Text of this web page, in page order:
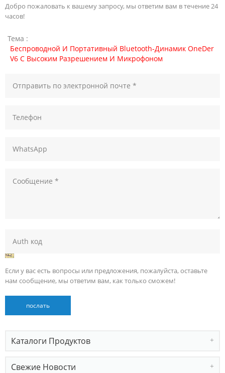
Добро пожаловать к вашему запросу, мы ответим вам в течение 24
часов!
Тема :
Беспроводной И Портативный Bluetooth-Динамик OneDer
V6 С Высоким Разрешением И Микрофоном
Если у вас есть вопросы или предложения, пожалуйста, оставьте
нам сообщение, мы ответим вам, как только сможем!
Каталоги Продуктов
Свежие Новости